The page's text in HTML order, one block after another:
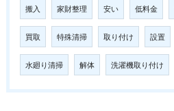
搬入 家財整理 安い 低料金
買取 特殊清掃 取り付け 設置
水廻り清掃 解体 洗濯機取り付け